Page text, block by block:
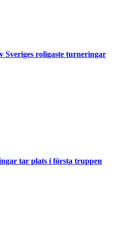
Sveriges roligaste turneringar
tar plats i första truppen